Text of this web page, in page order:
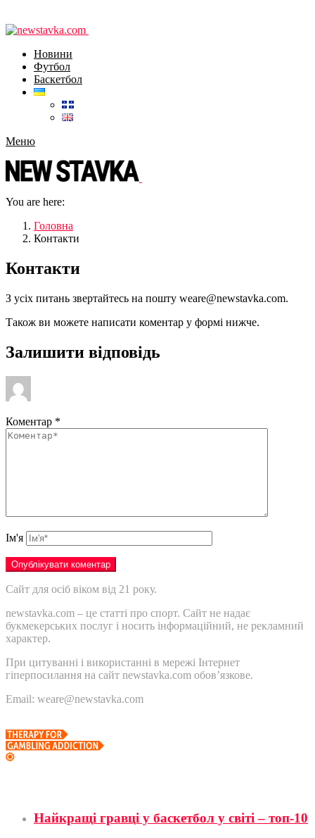
Новини
Футбол
Баскетбол
Меню
You are here:
Головна
Контакти
Контакти
З усіх питань звертайтесь на пошту weare@newstavka.com.
Також ви можете написати коментар у формі нижче.
Залишити відповідь
Коментар *
Ім'я
Сайт для осіб віком від 21 року.
newstavka.com – це статті про спорт. Сайт не надає
букмекерських послуг і носить інформаційний, не рекламний
характер.
При цитуванні і використанні в мережі Інтернет
гіперпосилання на сайт newstavka.com обов’язкове.
Email: weare@newstavka.com
Найкращі гравці у баскетбол у світі – топ-10